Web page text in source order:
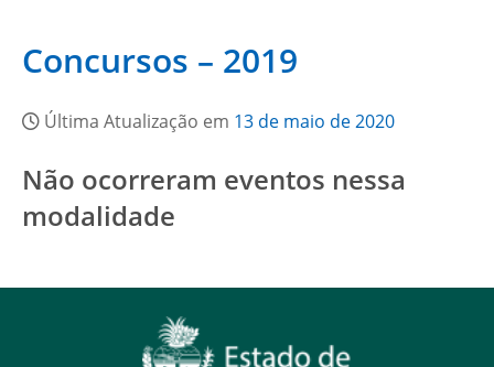
Concursos – 2019
Última Atualização em 13 de maio de 2020
Não ocorreram eventos nessa
modalidade